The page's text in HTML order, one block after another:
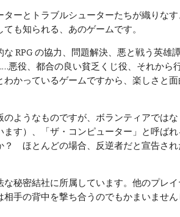
ーとトラブルシューターたちが織りな
も知られる、あのゲームです。
RPG の協力、問題解決、悪と戦う英雄
役、都合の良い貧乏くじ役、それか
かっているゲームですから、楽しさと
ようなものですが、ボランティアでは
す）、「ザ・コンピューター」と呼ば
ほとんどの場合、反逆者だと宣告さ
秘密結社に所属しています。他のプレ
手の背中を撃ち合うのでもかまいませ